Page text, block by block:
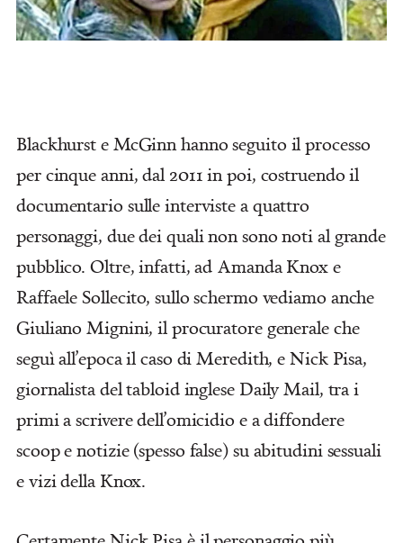
Blackhurst e McGinn hanno seguito il processo
per cinque anni, dal 2011 in poi, costruendo il
documentario sulle interviste a quattro
personaggi, due dei quali non sono noti al grande
pubblico. Oltre, infatti, ad Amanda Knox e
Raffaele Sollecito, sullo schermo vediamo anche
Giuliano Mignini, il procuratore generale che
seguì all’epoca il caso di Meredith, e Nick Pisa,
giornalista del tabloid inglese Daily Mail, tra i
primi a scrivere dell’omicidio e a diffondere
scoop e notizie (spesso false) su abitudini sessuali
e vizi della Knox.